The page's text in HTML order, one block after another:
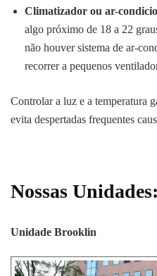
Climatizador ou ar-
algo próximo de 18 a 22
não houver sistema de ar-
recorrer a pequenos
Controlar a luz e a temperatura
evita despertadas frequentes
Nossas Unidades:
Unidade Brooklin